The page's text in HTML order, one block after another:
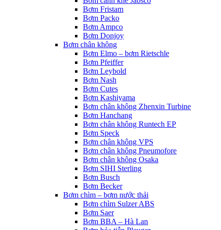
Bơm Fristam
Bơm Packo
Bơm Ampco
Bơm Donjoy
Bơm chân không
Bơm Elmo – bơm Rietschle
Bơm Pfeiffer
Bơm Leybold
Bơm Nash
Bơm Cutes
Bơm Kashiyama
Bơm chân không Zhenxin Turbine
Bơm Hanchang
Bơm chân không Runtech EP
Bơm Speck
Bơm chân không VPS
Bơm chân không Pneumofore
Bơm chân không Osaka
Bơm SIHI Sterling
Bơm Busch
Bơm Becker
Bơm chìm – bơm nước thải
Bơm chìm Sulzer ABS
Bơm Saer
Bơm BBA – Hà Lan